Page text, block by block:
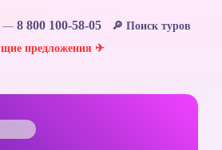
— 8 800 100-58-05
🔎 Поиск туров
предложения ✈